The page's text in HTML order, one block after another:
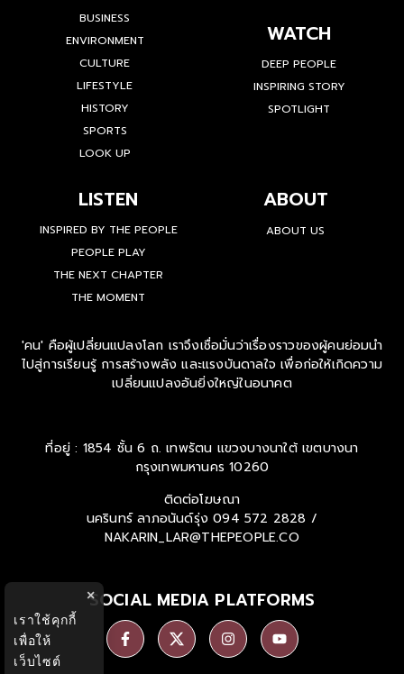
BUSINESS
ENVIRONMENT
CULTURE
LIFESTYLE
HISTORY
SPORTS
LOOK UP
WATCH
DEEP PEOPLE
INSPIRING STORY
SPOTLIGHT
LISTEN
INSPIRED BY THE PEOPLE
PEOPLE PLAY
THE NEXT CHAPTER
THE MOMENT
ABOUT
ABOUT US
'คน' คือผู้เปลี่ยนแปลงโลก เราจึงเชื่อมั่นว่าเรื่องราวของผู้คนย่อมนำ
ไปสู่การเรียนรู้ การสร้างพลัง และแรงบันดาลใจ เพื่อก่อให้เกิดความ
เปลี่ยนแปลงอันยิ่งใหญ่ในอนาคต
ที่อยู่ : 1854 ชั้น 6 ถ. เทพรัตน แขวงบางนาใต้ เขตบางนา
กรุงเทพมหานคร 10260
ติดต่อโฆษณา
นครินทร์ ลาภอนันด์รุ่ง 094 572 2828 /
NAKARIN_LAR@THEPEOPLE.CO
SOCIAL MEDIA PLATFORMS
×
เราใช้คุกกี้
เพื่อให้
เว็บไซต์